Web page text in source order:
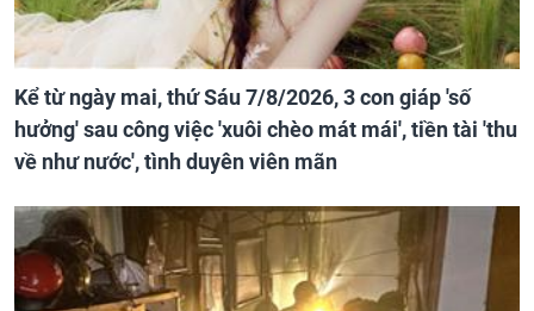
Kể từ ngày mai, thứ Sáu 7/8/2026, 3 con giáp 'số
hưởng' sau công việc 'xuôi chèo mát mái', tiền tài 'thu
về như nước', tình duyên viên mãn